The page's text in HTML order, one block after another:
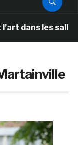
les salles de